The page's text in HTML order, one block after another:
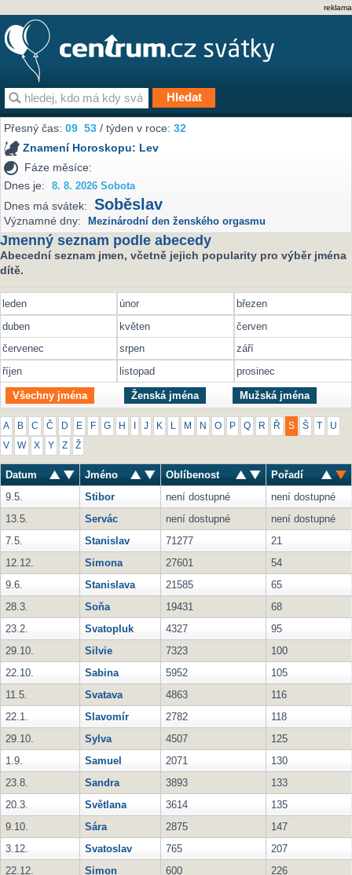
reklama
Přesný čas:09 53 / týden v roce:32
Znamení Horoskopu: Lev
Fáze měsíce:
Dnes je:
8. 8. 2026 Sobota
Dnes má svátek: Soběslav
Významné dny: Mezinárodní den ženského orgasmu
Jmenný seznam podle abecedy
Abecední seznam jmen, včetně jejich popularity pro výběr jména
dítě.
leden únor
březen
duben
květen
červen
červenec
srpen
září
říjen
listopad prosinec
Všechny jména Ženská jména Mužská jména
A B C Č D E F G H J K M N O P Q R Ř S Š U
V W X Y Z Ž
Datum Jméno Oblíbenost
Pořadí
9.5.
Stibor není dostupné
není dostupné
13.5.
Servác není dostupné
není dostupné
7.5.
Stanislav 71277
21
12.12.
Simona 27601
54
9.6.
Stanislava 21585
65
28.3.
Soňa 19431
68
23.2.
Svatopluk 4327
95
29.10.
Silvie 7323
100
22.10.
Sabina 5952
105
11.5.
Svatava 4863
116
22.1.
Slavomír 2782
118
29.10.
Sylva 4507
125
1.9.
Samuel 2071
130
23.8.
Sandra 3893
133
20.3.
Světlana 3614
135
9.10.
Sára 2875
147
3.12.
Svatoslav 765
207
22.12.
Simon 600
226